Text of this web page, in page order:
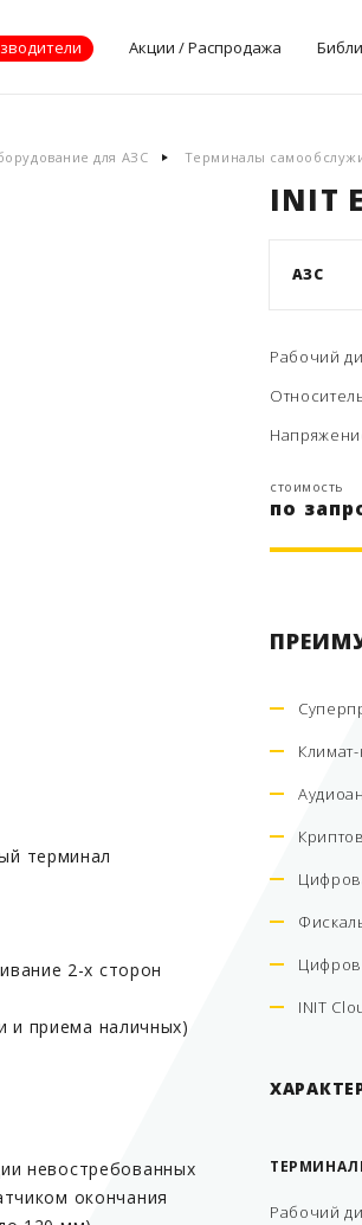
Акции / Распродажа
для АЗС Терминалы
INIT
АЗС
Рабочий
стоимость
по
INIT
Рабочий
терминал
2-х сторон
и приема наличных)
невостребованных
окончания